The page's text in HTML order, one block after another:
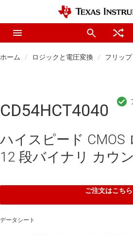
ホーム ロジックと電圧変換 フリッ
CD54HCT4040
ハイスピード CMOS
12 段バイナリ カウ
ご注文はこちら
データシート